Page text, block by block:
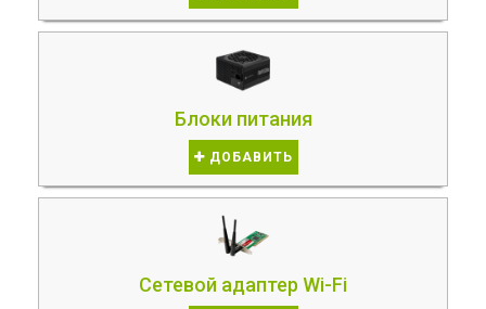
Блоки питания
ДОБАВИТЬ
Сетевой адаптер Wi-Fi